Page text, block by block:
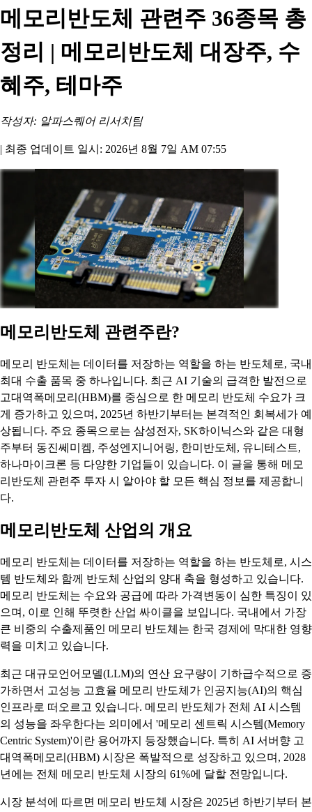
메모리반도체 관련주 36종목 총
정리 | 메모리반도체 대장주, 수
혜주, 테마주
작성자: 알파스퀘어 리서치팀
| 최종 업데이트 일시: 2026년 8월 7일 AM 07:55
메모리반도체 관련주란?
메모리 반도체는 데이터를 저장하는 역할을 하는 반도체로, 국내
최대 수출 품목 중 하나입니다. 최근 AI 기술의 급격한 발전으로
고대역폭메모리(HBM)를 중심으로 한 메모리 반도체 수요가 크
게 증가하고 있으며, 2025년 하반기부터는 본격적인 회복세가 예
상됩니다. 주요 종목으로는 삼성전자, SK하이닉스와 같은 대형
주부터 동진쎄미켐, 주성엔지니어링, 한미반도체, 유니테스트,
하나마이크론 등 다양한 기업들이 있습니다. 이 글을 통해 메모
리반도체 관련주 투자 시 알아야 할 모든 핵심 정보를 제공합니
다.
메모리반도체 산업의 개요
메모리 반도체는 데이터를 저장하는 역할을 하는 반도체로, 시스
템 반도체와 함께 반도체 산업의 양대 축을 형성하고 있습니다.
메모리 반도체는 수요와 공급에 따라 가격변동이 심한 특징이 있
으며, 이로 인해 뚜렷한 산업 싸이클을 보입니다. 국내에서 가장
큰 비중의 수출제품인 메모리 반도체는 한국 경제에 막대한 영향
력을 미치고 있습니다.
최근 대규모언어모델(LLM)의 연산 요구량이 기하급수적으로 증
가하면서 고성능 고효율 메모리 반도체가 인공지능(AI)의 핵심
인프라로 떠오르고 있습니다. 메모리 반도체가 전체 AI 시스템
의 성능을 좌우한다는 의미에서 '메모리 센트릭 시스템(Memory
Centric System)'이란 용어까지 등장했습니다. 특히 AI 서버향 고
대역폭메모리(HBM) 시장은 폭발적으로 성장하고 있으며, 2028
년에는 전체 메모리 반도체 시장의 61%에 달할 전망입니다.
시장 분석에 따르면 메모리 반도체 시장은 2025년 하반기부터 본